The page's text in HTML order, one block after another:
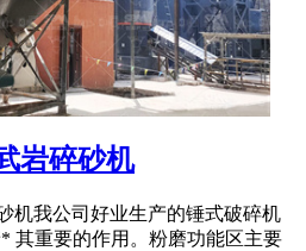
岩碎砂机
机我公司好业生产的锤式破碎机
其重要的作用。粉磨功能区主要